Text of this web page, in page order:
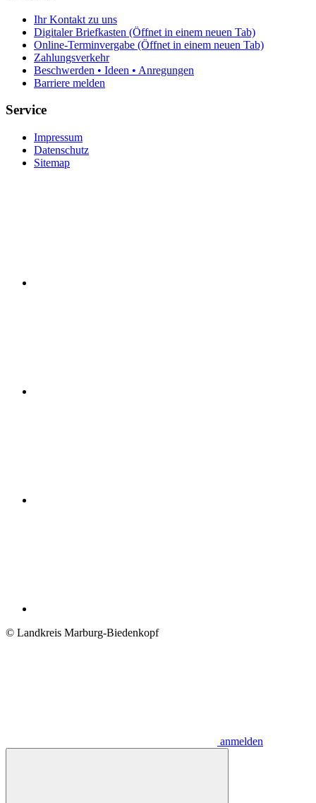
Ihr Kontakt zu uns
Digitaler Briefkasten (Öffnet in einem neuen Tab)
Online-Terminvergabe (Öffnet in einem neuen Tab)
Zahlungsverkehr
Beschwerden • Ideen • Anregungen
Barriere melden
Service
Impressum
Datenschutz
Sitemap
© Landkreis Marburg-Biedenkopf
anmelden